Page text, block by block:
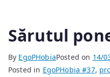
Sărutul
By EgoPHobiaPosted on 14/
Posted in EgoPHobia #37,